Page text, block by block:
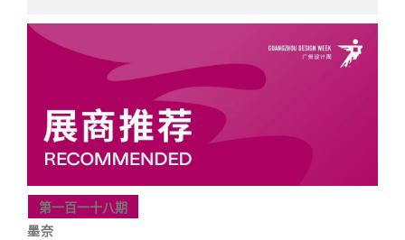
第一百一十八期
墨奈